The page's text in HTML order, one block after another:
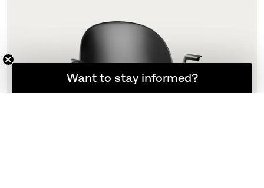
想随时了解最新资讯吗？
Want to stay informed?